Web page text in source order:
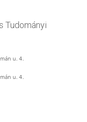
Tudományi
u. 4.
u. 4.